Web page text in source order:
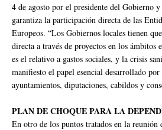
4 de agosto por el presidente del Gobierno
garantiza la participación directa de las
Europeos. “Los Gobiernos locales tienen
directa a través de proyectos en los ámbitos
es el relativo a gastos sociales, y la crisis
manifiesto el papel esencial desarrollado
ayuntamientos, diputaciones, cabildos y
PLAN DE CHOQUE PARA LA
En otro de los puntos tratados en la